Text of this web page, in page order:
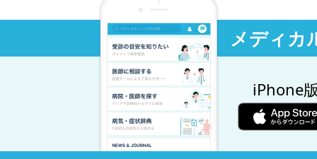
メディカ
iPhone